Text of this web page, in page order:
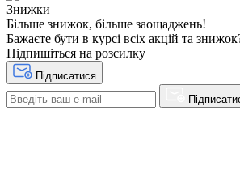
Знижки
Більше знижок, більше заощаджень!
Бажаєте бути в курсі всіх акцій та
Підпишіться на розсилку
Підписатися